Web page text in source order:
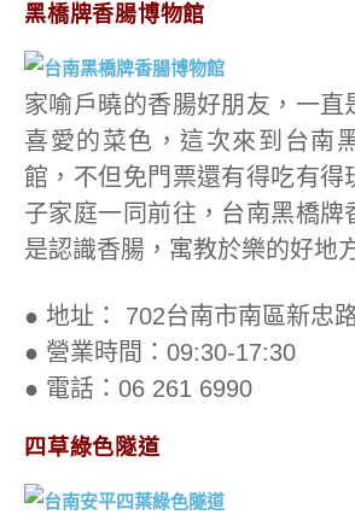
黑橋牌香腸博物館
家喻戶曉的香腸好朋友，一直
喜愛的菜色，這次來到台南
館，不但免門票還有得吃有得
子家庭一同前往，台南黑橋牌
是認識香腸，寓教於樂的好地
● 地址： 702台南市南區新忠
● 營業時間：09:30-17:30
● 電話：06 261 6990
四草綠色隧道